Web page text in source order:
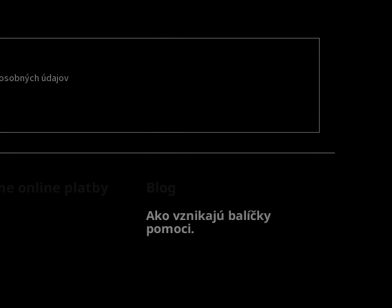
údajov
Ako vznikajú balíčky
pomoci.